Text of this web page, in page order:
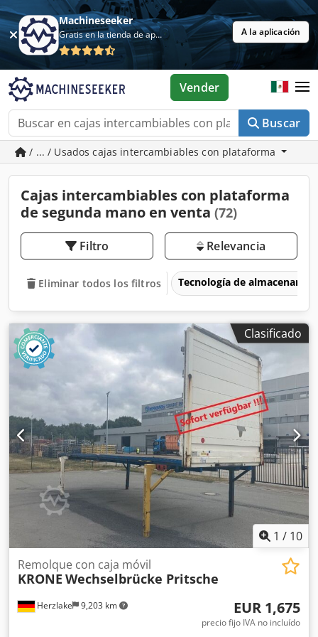
Machineseeker
Gratis en la tienda de aplicaciones A la aplicación
Buscar
Vender
/ ... / Usados cajas intercambiables con plataforma
Cajas intercambiables con plataforma
de segunda mano en venta (72)
Filtro Relevancia
Eliminar todos los filtros Tecnología de
Clasificado
1 / 10
Herzlake 9,203 km
Remolque con caja móvil
KRONE Wechselbrücke Pritsche
EUR 1,675
precio fijo IVA no incluído